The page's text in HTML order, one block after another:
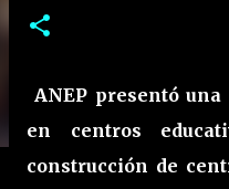
ANEP presentó
en centros
construcción de